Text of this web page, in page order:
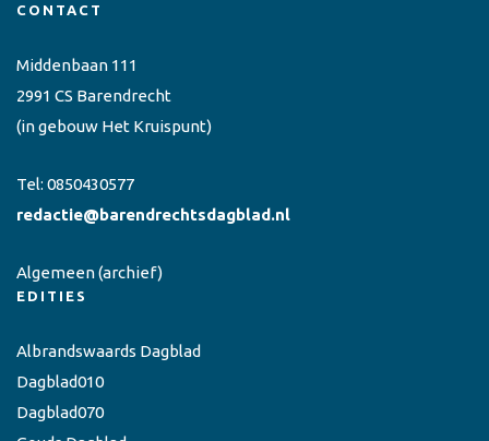
CONTACT
Middenbaan 111
2991 CS Barendrecht
(in gebouw Het Kruispunt)
Tel: 0850430577
redactie@barendrechtsdagblad.nl
Algemeen(archief)
EDITIES
Albrandswaards Dagblad
Dagblad010
Dagblad070